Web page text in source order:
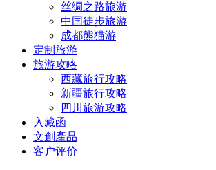
丝绸之路旅游
中国徒步旅游
成都熊猫游
定制旅游
旅游攻略
西藏旅行攻略
新疆旅行攻略
四川旅游攻略
入藏函
文創產品
客户评价